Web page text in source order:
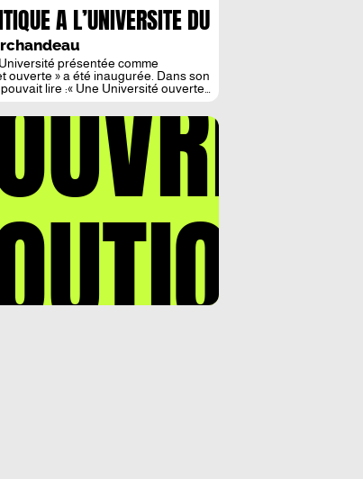
A L’UNIVERSITE DU
présentée comme
ouverte » a été inaugurée. Dans son
lire :« Une Université ouverte
Université de Saint-Benoît du Sault ;
certain.es la nomment :
Sault. Son lieu : un prieuré
[…]